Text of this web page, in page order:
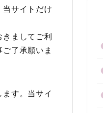
当サイトだけ
ましてご利
了承願いま
す。当サイ